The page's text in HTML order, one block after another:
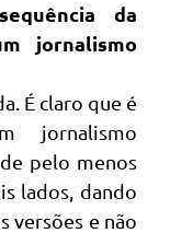
da
jornalismo
É claro que é
jornalismo
pelo menos
lados, dando
versões e não